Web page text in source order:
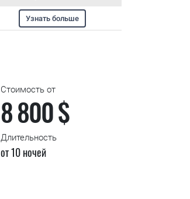
Узнать больше
Стоимость от
8 800 $
Длительность
от 10 ночей